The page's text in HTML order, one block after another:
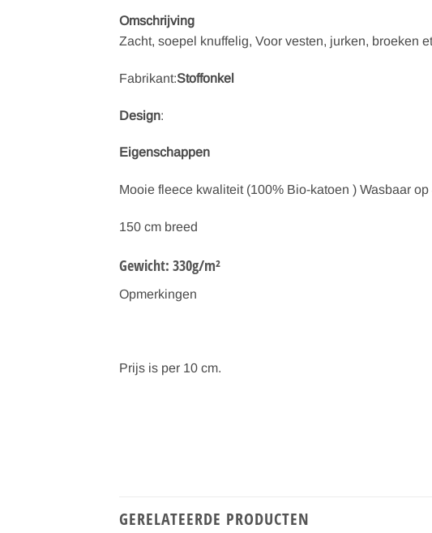
Omschrijving
Zacht, soepel knuffelig, Voor vesten, jurken, broeken
Fabrikant:Stoffonkel
Design:
Eigenschappen
Mooie fleece kwaliteit (100% Bio-katoen ) Wasbaar
150 cm breed
Gewicht: 330g/m²
Opmerkingen
Prijs is per 10 cm.
GERELATEERDE PRODUCTEN